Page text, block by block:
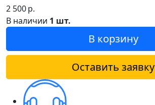
2 500р.
В наличии 1 шт.
В корзину
Оставить заявку